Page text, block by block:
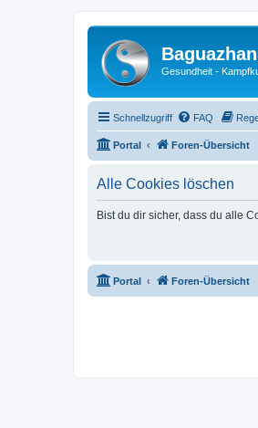
Gesundheit -
Schnellzugriff FAQ
Portal Foren-Übersicht
Alle Cookies löschen
Bist du dir sicher, dass du alle
Portal Foren-Übersicht